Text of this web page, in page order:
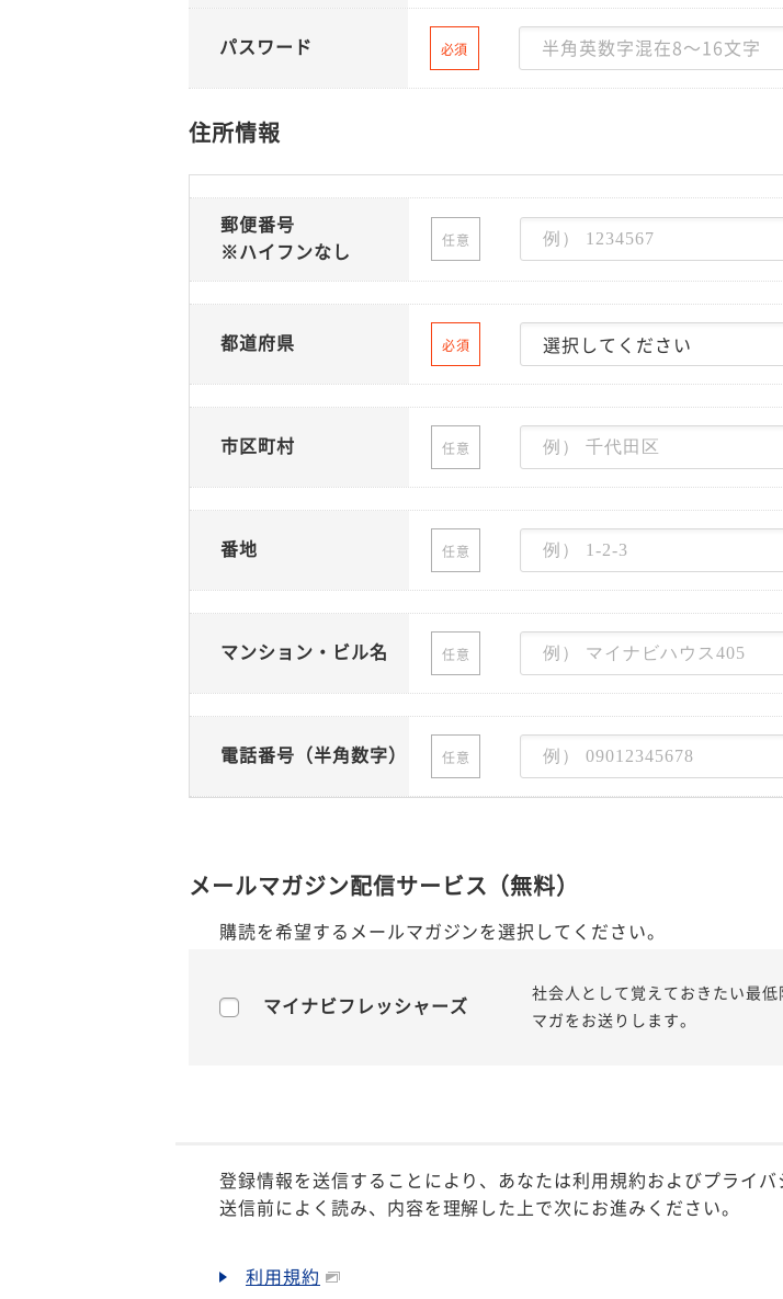
パスワード 必須
住所情報
郵便番号
※ハイフンなし
任意
都道府県 必須
市区町村 任意
番地 任意
マンション・ビル名 任意
電話番号（半角数字） 任意
メールマガジン配信サービス（無料）
購読を希望するメールマガジンを選択してください。
マイナビフレッシャーズ
社会人として覚えておきたい最
マガをお送りします。
登録情報を送信することにより、あなたは利用規約およびプライ
送信前によく読み、内容を理解した上で次にお進みください。
利用規約